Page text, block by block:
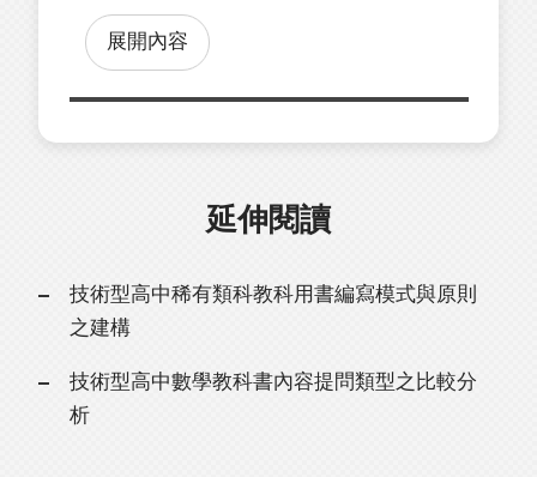
展開內容
延伸閱讀
技術型高中稀有類科教科用書編寫模式與原則
之建構
技術型高中數學教科書內容提問類型之比較分
析